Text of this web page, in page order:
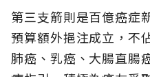
第三支箭則是百億癌症
預算額外挹注成立，不
肺癌、乳癌、大腸直腸